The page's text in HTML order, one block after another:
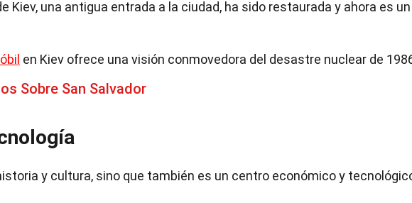
Kiev, una antigua entrada a la ciudad, ha sido restaurada y ahora es un
en Kiev ofrece una visión conmovedora del desastre nuclear de
Sobre San Salvador
y cultura, sino que también es un centro económico y